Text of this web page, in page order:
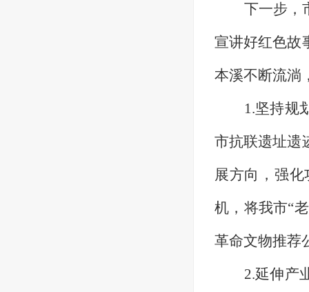
下一步，
宣讲好红色故
本溪不断流淌
1.坚持规
市抗联遗址遗
展方向，强
机， 将我市“
革命文物推荐
2.延伸产